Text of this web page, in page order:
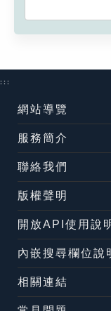
:::
網站導覽
服務簡介
聯絡我們
版權聲明
開放API使用說
內嵌搜尋欄位說
相關連結